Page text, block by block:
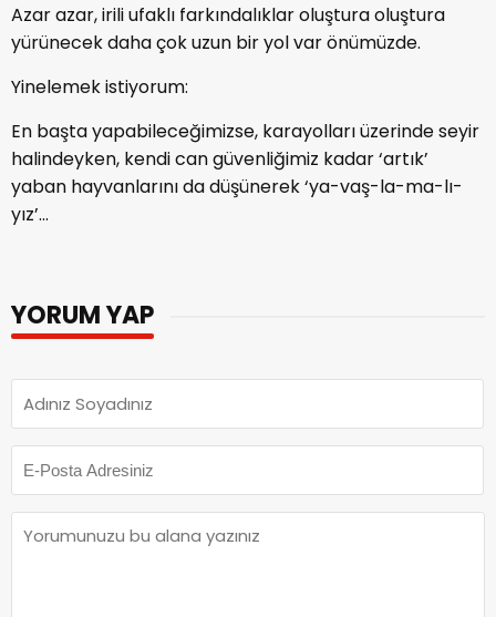
Azar azar, irili ufaklı farkındalıklar oluştura oluştura
yürünecek daha çok uzun bir yol var önümüzde.
Yinelemek istiyorum:
En başta yapabileceğimizse, karayolları üzerinde seyir
halindeyken, kendi can güvenliğimiz kadar ‘artık’
yaban hayvanlarını da düşünerek ‘ya-vaş-la-ma-lı-
yız’...
YORUM YAP